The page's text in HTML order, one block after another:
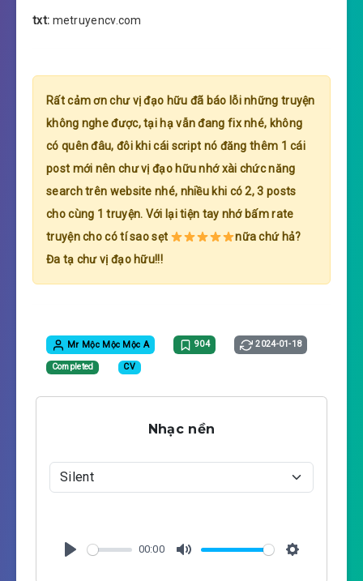
txt: metruyencv.com
Rất cảm ơn chư vị đạo hữu đã báo lỗi những truyện
không nghe được, tại hạ vẫn đang fix nhé, không
có quên đâu, đôi khi cái script nó đăng thêm 1 cái
post mới nên chư vị đạo hữu nhớ xài chức năng
search trên website nhé, nhiều khi có 2, 3 posts
cho cùng 1 truyện. Với lại tiện tay nhớ bấm rate
truyện cho có tí sao sẹt
nữa chứ hả?
Đa tạ chư vị đạo hữu!!!
Mr Mộc Mộc Mộc A 904 2024-01-18
Completed CV
Nhạc nền
00:00